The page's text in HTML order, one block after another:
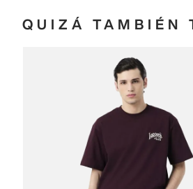
QUIZÁ TAMBIÉN